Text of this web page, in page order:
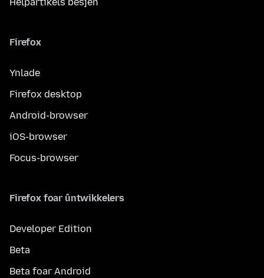
Firefox
Ynlade
Firefox desktop
Android-browser
iOS-browser
Focus-browser
Firefox foar ûntwikkelers
Developer Edition
Beta
Beta foar Android